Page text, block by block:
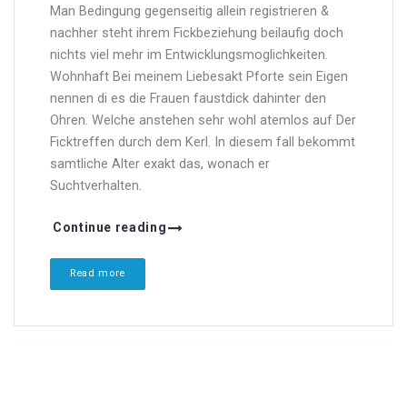
Man Bedingung gegenseitig allein registrieren &
nachher steht ihrem Fickbeziehung beilaufig doch
nichts viel mehr im Entwicklungsmoglichkeiten.
Wohnhaft Bei meinem Liebesakt Pforte sein Eigen
nennen di es die Frauen faustdick dahinter den
Ohren. Welche anstehen sehr wohl atemlos auf Der
Ficktreffen durch dem Kerl. In diesem fall bekommt
samtliche Alter exakt das, wonach er
Suchtverhalten.
Continue reading
Read more